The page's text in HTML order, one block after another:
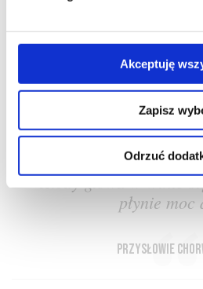
Akceptuję
Zapisz
Odrzuć
OFERTA ONLINE
PRZEWODNIK
Kiedy głowa w winie
płynie moc
przysłowie